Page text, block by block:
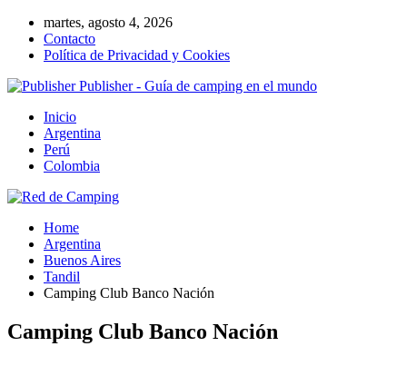
martes, agosto 4, 2026
Contacto
Política de Privacidad y Cookies
Publisher - Guía de camping en el mundo
Inicio
Argentina
Perú
Colombia
Home
Argentina
Buenos Aires
Tandil
Camping Club Banco Nación
Camping Club Banco Nación